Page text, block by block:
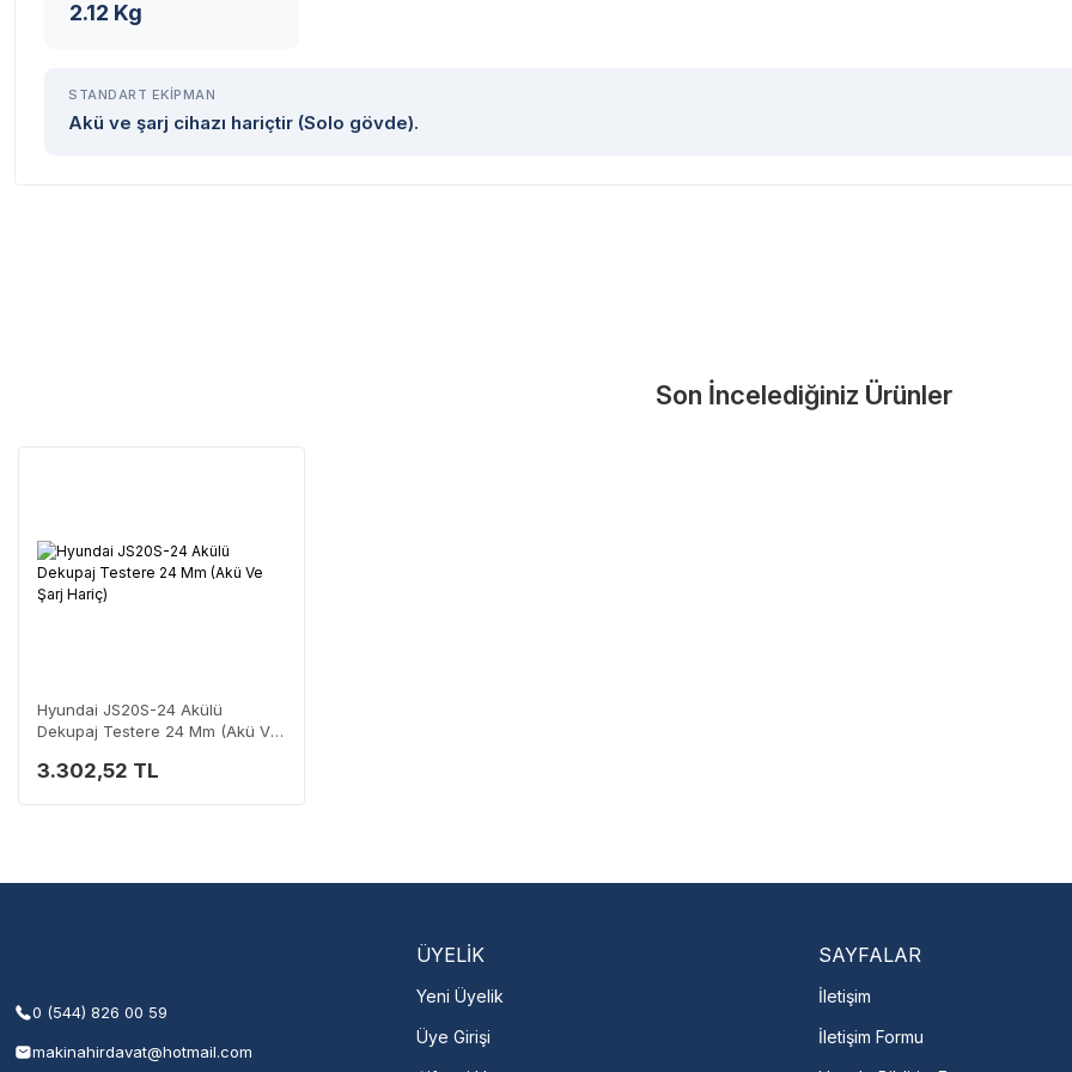
2.12 Kg
STANDART EKIPMAN
Akü ve şarj cihazı hariçtir (Solo gövde).
Son İncelediğiniz Ürünler
Hyundai JS20S-24 Akülü
Dekupaj Testere 24 Mm (Akü Ve
3.302,52 TL
0 (544) 826 00 59
makinahirdavat@hotmail.com
ÜYELİK
Yeni Üyelik
Üye Girişi
SAYFALAR
İletişim
İletişim Formu